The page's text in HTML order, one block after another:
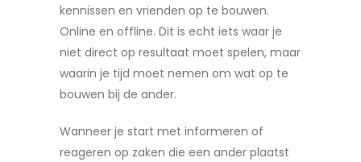
kennissen en vrienden op te bouwen.
Online en offline. Dit is echt iets waar je
niet direct op resultaat moet spelen, maar
waarin je tijd moet nemen om wat op te
bouwen bij de ander.
Wanneer je start met informeren of
reageren op zaken die een ander plaatst